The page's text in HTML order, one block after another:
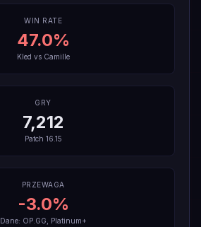
WIN RATE
47.0%
Kled vs Camille
GRY
7,212
Patch 16.15
PRZEWAGA
-3.0%
Dane: OP.GG, Platinum+